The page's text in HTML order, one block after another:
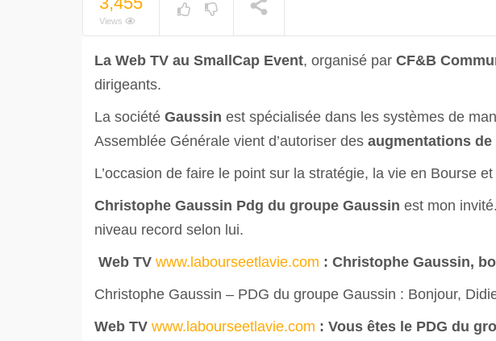
Views
La Web TV au SmallCap Event, organisé par CF&B
dirigeants.
La société Gaussin est spécialisée dans les systèmes de
Assemblée Générale vient d’autoriser des augmentations de
L’occasion de faire le point sur la stratégie, la vie en Bourse
Christophe Gaussin Pdg du groupe Gaussin est mon
niveau record selon lui.
Web TV www.labourseetlavie.com : Christophe Gaussin,
Christophe Gaussin – PDG du groupe Gaussin : Bonjour,
Web TV www.labourseetlavie.com : Vous êtes le PDG du